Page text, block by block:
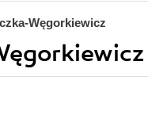
Węgorkiewicz